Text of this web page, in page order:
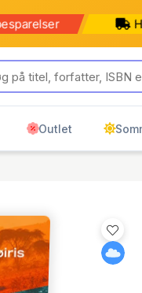
Outlet